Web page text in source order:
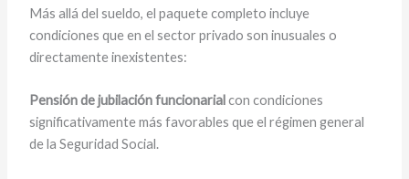
Más allá del sueldo, el paquete completo incluye
condiciones que en el sector privado son inusuales o
directamente inexistentes:
Pensión de jubilación funcionarialcon condiciones
significativamente más favorables que el régimen general
de la Seguridad Social.